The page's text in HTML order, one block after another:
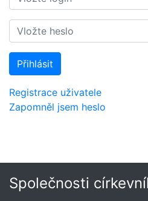
Přihlásit
Registrace uživatele
Zapomněl jsem heslo
Společnosti